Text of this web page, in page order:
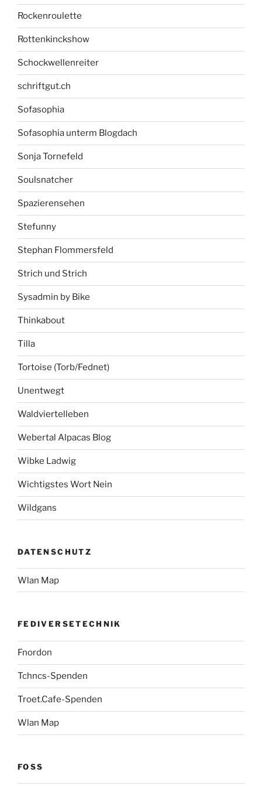
Rockenroulette
Rottenkinckshow
Schockwellenreiter
schriftgut.ch
Sofasophia
Sofasophia unterm Blogdach
Sonja Tornefeld
Soulsnatcher
Spazierensehen
Stefunny
Stephan Flommersfeld
Strich und Strich
Sysadmin by Bike
Thinkabout
Tilla
Tortoise (Torb/Fednet)
Unentwegt
Waldviertelleben
Webertal Alpacas Blog
Wibke Ladwig
Wichtigstes Wort Nein
Wildgans
DATENSCHUTZ
Wlan Map
FEDIVERSETECHNIK
Fnordon
Tchncs-Spenden
Troet.Cafe-Spenden
Wlan Map
FOSS